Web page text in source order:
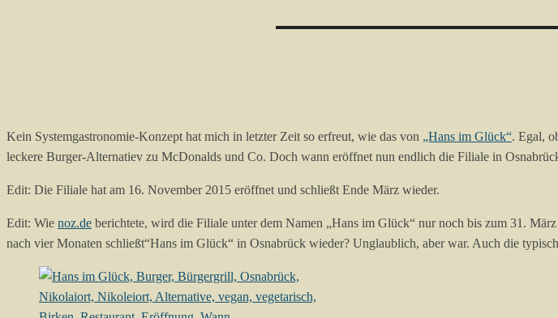
Kein Systemgastronomie-Konzept hat mich in letzter Zeit so erfreut, wie das von „Hans im Glück“. Egal,
leckere Burger-Alternatiev zu McDonalds und Co. Doch wann eröffnet nun endlich die Filiale in
Edit: Die Filiale hat am 16. November 2015 eröffnet und schließt Ende März wieder.
Edit: Wie noz.de berichtete, wird die Filiale unter dem Namen „Hans im Glück“ nur noch bis zum 31.
nach vier Monaten schließt“Hans im Glück“ in Osnabrück wieder? Unglaublich, aber war. Auch die